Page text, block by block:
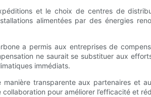
et le choix de centres de
alimentées par des énergies
a permis aux entreprises de
ne saurait se substituer aux
immédiats.
transparente aux partenaires et
pour améliorer l’efficacité et